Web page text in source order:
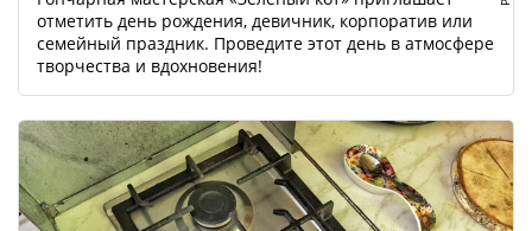
отметить день рождения, девичник, корпоратив или
семейный праздник. Проведите этот день в атмосфере
творчества и вдохновения!